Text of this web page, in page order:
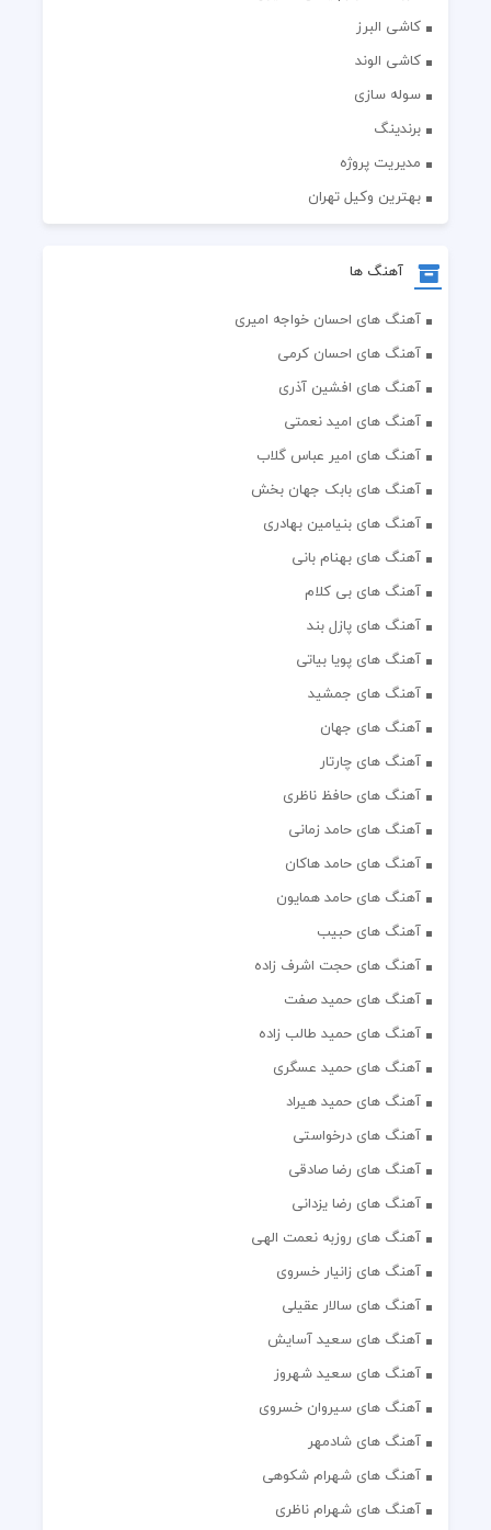
کاشی البرز
کاشی الوند
سوله سازی
برندینگ
مدیریت پروژه
بهترین وکیل تهران
آهنگ ها
آهنگ های احسان خواجه امیری
آهنگ های احسان کرمی
آهنگ های افشین آذری
آهنگ های امید نعمتی
آهنگ های امیر عباس گلاب
آهنگ های بابک جهان بخش
آهنگ های بنیامین بهادری
آهنگ های بهنام بانی
آهنگ های بی کلام
آهنگ های پازل بند
آهنگ های پویا بیاتی
آهنگ های جمشید
آهنگ های جهان
آهنگ های چارتار
آهنگ های حافظ ناظری
آهنگ های حامد زمانی
آهنگ های حامد هاکان
آهنگ های حامد همایون
آهنگ های حبیب
آهنگ های حجت اشرف زاده
آهنگ های حمید صفت
آهنگ های حمید طالب زاده
آهنگ های حمید عسگری
آهنگ های حمید هیراد
آهنگ های درخواستی
آهنگ های رضا صادقی
آهنگ های رضا یزدانی
آهنگ های روزبه نعمت الهی
آهنگ های زانیار خسروی
آهنگ های سالار عقیلی
آهنگ های سعید آسایش
آهنگ های سعید شهروز
آهنگ های سیروان خسروی
آهنگ های شادمهر
آهنگ های شهرام شکوهی
آهنگ های شهرام ناظری